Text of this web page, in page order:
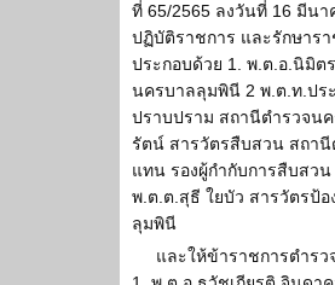
ที่ 65/2565 ลงวันที่ 16 มีนา
ปฏิบัติราชการ และรักษาร
ประกอบด้วย 1. พ.ต.อ.นิมิต
นครบาลลุมพินี 2 พ.ต.ท.ปร
ปราบปราม สถานีตำรวจน
รัตน์ สารวัตรสืบสวน สถา
แทน รองผู้กำกับการสืบสว
พ.ต.ต.สุธี ใยบัว สารวัตรป้
ลุมพินี
และให้ข้าราชการตำร